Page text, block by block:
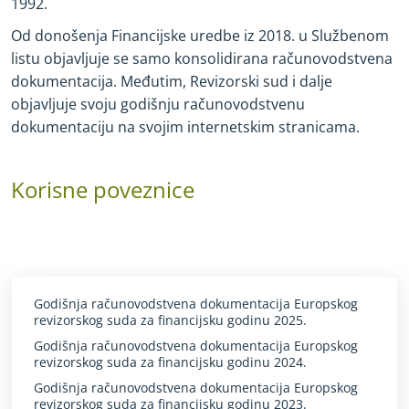
Od donošenja Financijske uredbe iz 2018. u Službenom
listu objavljuje se samo konsolidirana računovodstvena
dokumentacija. Međutim, Revizorski sud i dalje
objavljuje svoju godišnju računovodstvenu
dokumentaciju na svojim internetskim stranicama.
Korisne poveznice
Godišnja računovodstvena dokumentacija Europskog
revizorskog suda za financijsku godinu 2025.
Godišnja računovodstvena dokumentacija Europskog
revizorskog suda za financijsku godinu 2024.
Godišnja računovodstvena dokumentacija Europskog
revizorskog suda za financijsku godinu 2023.